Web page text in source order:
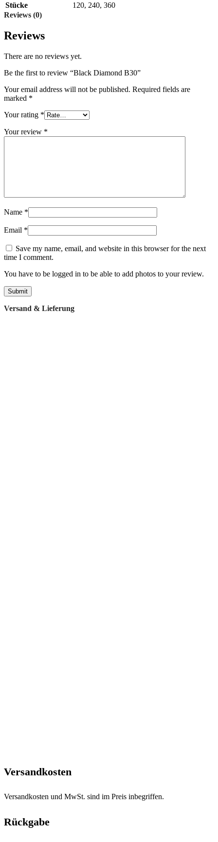
Stücke 120, 240, 360
Reviews (0)
Reviews
There are no reviews yet.
Be the first to review “Black Diamond B30”
Your email address will not be published. Required fields are
marked *
Your rating *
Your review *
Name *
Email *
Save my name, email, and website in this browser for the next
time I comment.
You have to be logged in to be able to add photos to your review.
Versand & Lieferung
Versandkosten
Versandkosten und MwSt. sind im Preis inbegriffen.
Rückgabe